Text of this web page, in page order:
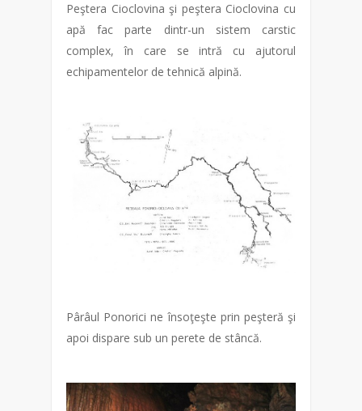
Peştera Cioclovina şi peştera Cioclovina cu
apă fac parte dintr-un sistem carstic
complex, în care se intră cu ajutorul
echipamentelor de tehnică alpină.
Pârâul Ponorici ne însoţeşte prin peşteră şi
apoi dispare sub un perete de stâncă.